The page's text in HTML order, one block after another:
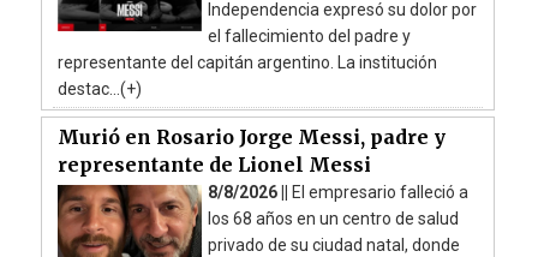
Independencia expresó su dolor por
el fallecimiento del padre y
representante del capitán argentino. La institución
destac...(+)
Murió en Rosario Jorge Messi, padre y
representante de Lionel Messi
8/8/2026 ||
El empresario falleció a
los 68 años en un centro de salud
privado de su ciudad natal, donde